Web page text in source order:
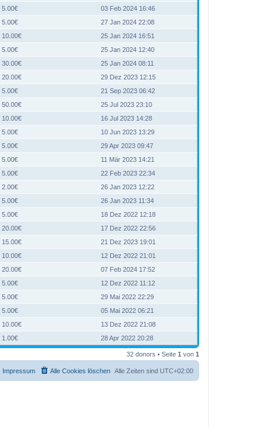
5.00€
03 Feb 2024 16:46
5.00€
27 Jan 2024 22:08
10.00€
25 Jan 2024 16:51
5.00€
25 Jan 2024 12:40
30.00€
25 Jan 2024 08:11
20.00€
29 Dez 2023 12:15
5.00€
21 Sep 2023 06:42
50.00€
25 Jul 2023 23:10
10.00€
16 Jul 2023 14:28
5.00€
10 Jun 2023 13:29
5.00€
29 Apr 2023 09:47
5.00€
11 Mär 2023 14:21
5.00€
22 Feb 2023 22:34
2.00€
26 Jan 2023 12:22
5.00€
26 Jan 2023 11:34
5.00€
18 Dez 2022 12:18
20.00€
17 Dez 2022 22:56
15.00€
21 Dez 2023 19:01
10.00€
12 Dez 2022 21:01
20.00€
07 Feb 2024 17:52
5.00€
12 Dez 2022 11:12
5.00€
29 Mai 2022 22:29
5.00€
05 Mai 2022 06:21
10.00€
13 Dez 2022 21:08
1.00€ 28 Apr 2022 20:28
32 donors • Seite 1 von 1
Alle Zeiten sind UTC+02:00
Alle Cookies löschen
Impressum